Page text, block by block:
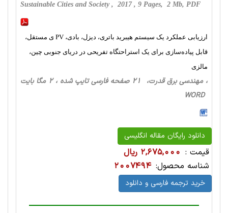
Sustainable Cities and Society , 2017 , 9 Pages, 2 Mb, PDF
ارزیابی عملکرد یک سیستم هیبرید باتری، دیزل، بادی، PV ی مستقل،
قابل پیاده‌سازی برای یک استراحتگاه تفریحی در دریای جنوبی چین،
مالزی
، مهندسی برق قدرت، 21 صفحه فارسی تایپ شده ، 2 مگا بایت
WORD
دانلود رایگان مقاله انگلیسی
قیمت : 2,675,000 ریال
شناسه محصول: 2007494
خرید ترجمه فارسی و دانلود